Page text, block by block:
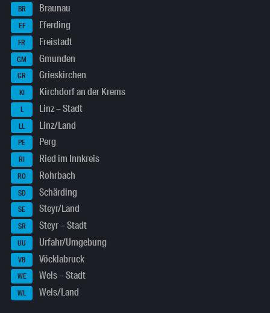
BR Braunau
EF Eferding
FR Freistadt
GM Gmunden
GR Grieskirchen
KI Kirchdorf an der Krems
L Linz – Stadt
LL Linz/Land
PE Perg
RI Ried im Innkreis
RO Rohrbach
SD Schärding
SE Steyr/Land
SR Steyr – Stadt
UU Urfahr/Umgebung
VB Vöcklabruck
WE Wels – Stadt
WL Wels/Land